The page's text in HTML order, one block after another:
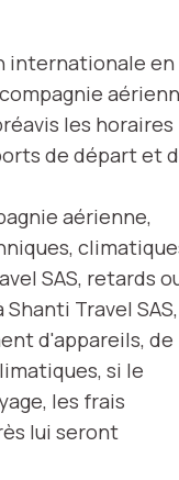
internationale en
les horaires
de départ et
aérienne,
SAS, retards
Travel SAS,
d'appareils, de
si le
les frais
lui seront